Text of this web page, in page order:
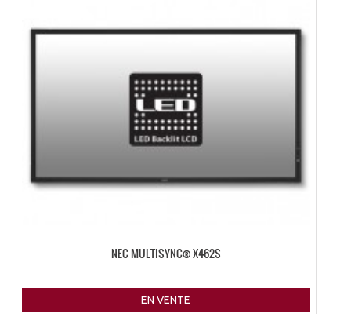
NEC MULTISYNC® X462S
EN VENTE